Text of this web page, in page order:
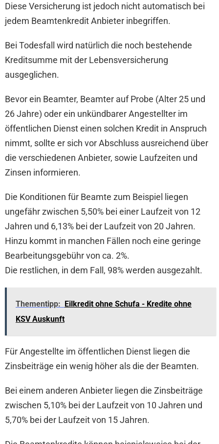
Diese Versicherung ist jedoch nicht automatisch bei
jedem Beamtenkredit Anbieter inbegriffen.
Bei Todesfall wird natürlich die noch bestehende
Kreditsumme mit der Lebensversicherung
ausgeglichen.
Bevor ein Beamter, Beamter auf Probe (Alter 25 und
26 Jahre) oder ein unkündbarer Angestellter im
öffentlichen Dienst einen solchen Kredit in Anspruch
nimmt, sollte er sich vor Abschluss ausreichend über
die verschiedenen Anbieter, sowie Laufzeiten und
Zinsen informieren.
Die Konditionen für Beamte zum Beispiel liegen
ungefähr zwischen 5,50% bei einer Laufzeit von 12
Jahren und 6,13% bei der Laufzeit von 20 Jahren.
Hinzu kommt in manchen Fällen noch eine geringe
Bearbeitungsgebühr von ca. 2%.
Die restlichen, in dem Fall, 98% werden ausgezahlt.
Thementipp: Eilkredit ohne Schufa - Kredite ohne
KSV Auskunft
Für Angestellte im öffentlichen Dienst liegen die
Zinsbeiträge ein wenig höher als die der Beamten.
Bei einem anderen Anbieter liegen die Zinsbeiträge
zwischen 5,10% bei der Laufzeit von 10 Jahren und
5,70% bei der Laufzeit von 15 Jahren.